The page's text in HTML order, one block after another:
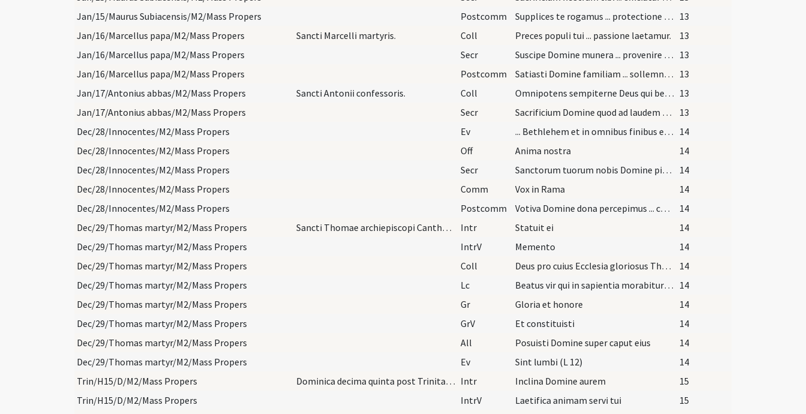
Jan/15/Maurus Subiacensis/M2/Mass Propers
Postcomm Supplices te rogamus ... protectione custodias. 13
Jan/16/Marcellus papa/M2/Mass Propers
Sancti Marcelli martyris. Coll Preces populi tui ... passione laetamur.
13
Jan/16/Marcellus papa/M2/Mass Propers
Secr Suscipe Domine munera ... provenire concede. 13
Jan/16/Marcellus papa/M2/Mass Propers
Postcomm Satiasti Domine familiam ... sollemnia celebramus. 13
Jan/17/Antonius abbas/M2/Mass Propers
Sancti Antonii confessoris. Coll Omnipotens sempiterne Deus qui beatum Antonium ... precibus adiuvemur. 13
Jan/17/Antonius abbas/M2/Mass Propers
Secr Sacrificium Domine quod ad laudem et honorem nominis tui deferimus intercedentibus meritis beati Antonii con ...
13
Dec/28/Innocentes/M2/Mass Propers
Ev ... Bethlehem et in omnibus finibus eius a bimatu et infra ... et noluit consolari quia non sunt. 14
Dec/28/Innocentes/M2/Mass Propers
Off Anima nostra
14
Dec/28/Innocentes/M2/Mass Propers
Secr Sanctorum tuorum nobis Domine pia non desit ... indulgentiam semper obtineat.
14
Dec/28/Innocentes/M2/Mass Propers
Comm Vox in Rama
14
Dec/28/Innocentes/M2/Mass Propers
Postcomm Votiva Domine dona percepimus ... conferre subsidium.
14
Dec/29/Thomas martyr/M2/Mass Propers
Sancti Thomae archiepiscopi Canthuriensis. Intr Statuit ei
14
Dec/29/Thomas martyr/M2/Mass Propers
IntrV Memento
14
Dec/29/Thomas martyr/M2/Mass Propers
Coll Deus pro cuius Ecclesia gloriosus Thomas pontifex gladiis impiorum ... consequantur effectum.
14
Dec/29/Thomas martyr/M2/Mass Propers
Lc Beatus vir qui in sapientia morabitur (Sap 14) 14
Dec/29/Thomas martyr/M2/Mass Propers
Gr Gloria et honore
14
Dec/29/Thomas martyr/M2/Mass Propers
GrV Et constituisti
14
Dec/29/Thomas martyr/M2/Mass Propers
All Posuisti Domine super caput eius
14
Dec/29/Thomas martyr/M2/Mass Propers
Ev Sint lumbi (L 12)
14
Trin/H15/D/M2/Mass Propers
Dominica decima quinta post Trinitatem. Intr Inclina Domine aurem
15
Trin/H15/D/M2/Mass Propers
IntrV Laetifica animam servi tui
15